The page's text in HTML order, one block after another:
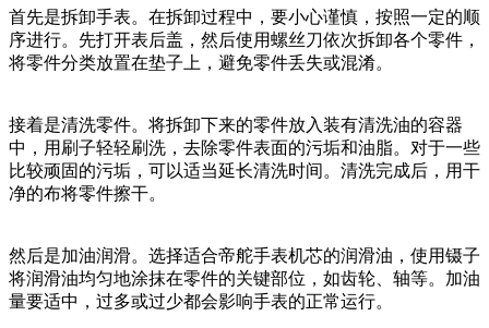
首先是拆卸手表。在拆卸过程中，要小心谨慎，按照一定的顺
序进行。先打开表后盖，然后使用螺丝刀依次拆卸各个零件，
将零件分类放置在垫子上，避免零件丢失或混淆。
接着是清洗零件。将拆卸下来的零件放入装有清洗油的容器
中，用刷子轻轻刷洗，去除零件表面的污垢和油脂。对于一些
比较顽固的污垢，可以适当延长清洗时间。清洗完成后，用干
净的布将零件擦干。
然后是加油润滑。选择适合帝舵手表机芯的润滑油，使用镊子
将润滑油均匀地涂抹在零件的关键部位，如齿轮、轴等。加油
量要适中，过多或过少都会影响手表的正常运行。